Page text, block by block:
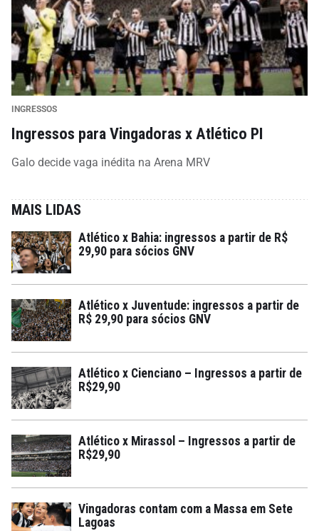
INGRESSOS
Ingressos para Vingadoras x Atlético PI
Galo decide vaga inédita na Arena MRV
MAIS LIDAS
Atlético x Bahia: ingressos a partir de R$
29,90 para sócios GNV
Atlético x Juventude: ingressos a partir de
R$ 29,90 para sócios GNV
Atlético x Cienciano – Ingressos a partir de
R$29,90
Atlético x Mirassol – Ingressos a partir de
R$29,90
Vingadoras contam com a Massa em Sete
Lagoas